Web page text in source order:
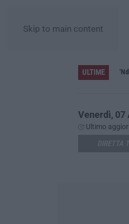
Skip to main content
ULTIME
Venerdì, 07
Ultimo